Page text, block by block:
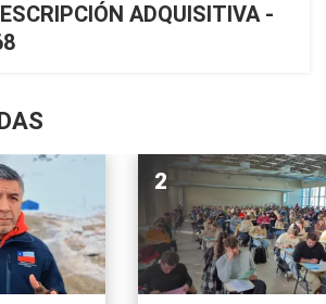
ADQUISITIVA -